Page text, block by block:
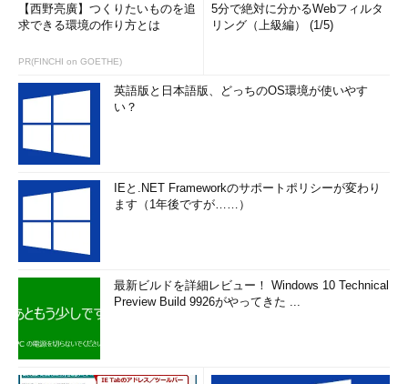
【西野亮廣】つくりたいものを追
求できる環境の作り方とは
PR(FINCHI on GOETHE)
5分で絶対に分かるWebフィルタ
リング（上級編） (1/5)
英語版と日本語版、どっちのOS環境が使いやす
い？
IEと.NET Frameworkのサポートポリシーが変わり
ます（1年後ですが……）
最新ビルドを詳細レビュー！ Windows 10 Technical
Preview Build 9926がやってきた ...